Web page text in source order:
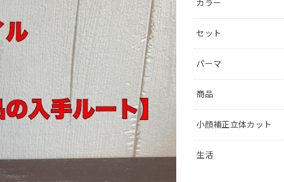
カラー
セット
パーマ
商品
小顔補正立体カット
生活